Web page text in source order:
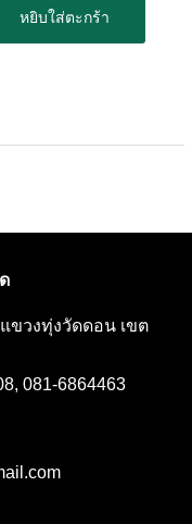
หยิบใส่ตะกร้า
ขวงทุ่งวัดดอน เขต
081-6864463